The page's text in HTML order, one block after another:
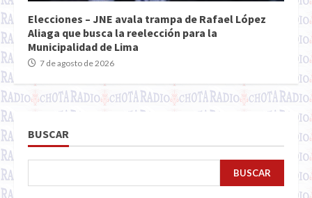
Elecciones – JNE avala trampa de Rafael López
Aliaga que busca la reelección para la
Municipalidad de Lima
7 de agosto de 2026
BUSCAR
BUSCAR